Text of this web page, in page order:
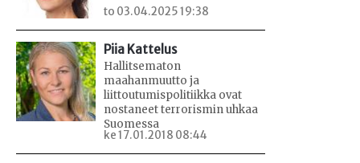
to 03.04.2025 19:38
Piia Kattelus
Hallitsematon
maahanmuutto ja
liittoutumispolitiikka ovat
nostaneet terrorismin uhkaa
Suomessa
ke 17.01.2018 08:44